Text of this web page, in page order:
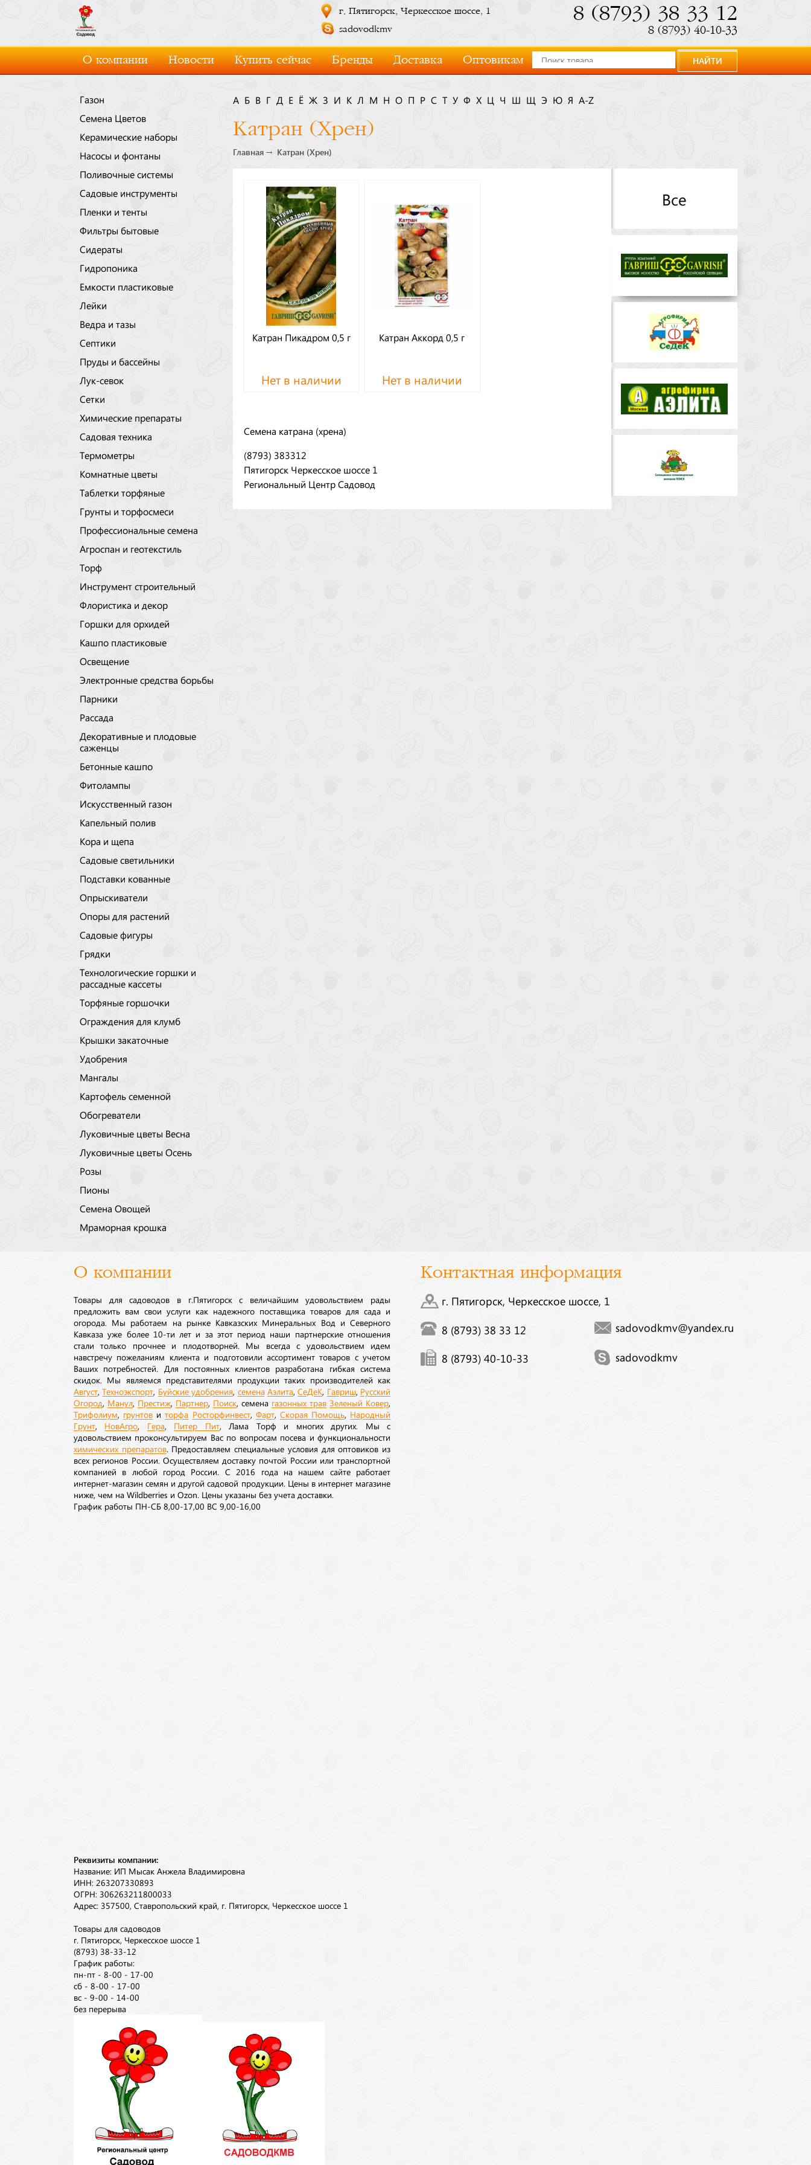
г. Пятигорск, Черкесское шоссе, 1
sadovodkmv
8 (8793) 38 33 12
8 (8793) 40-10-33
О компании Новости Купить сейчас Бренды Доставка Оптовикам НАЙТИ
Газон
Семена Цветов
Керамические наборы
Насосы и фонтаны
Поливочные системы
Садовые инструменты
Пленки и тенты
Фильтры бытовые
Сидераты
Гидропоника
Емкости пластиковые
Лейки
Ведра и тазы
Септики
Пруды и бассейны
Лук-севок
Сетки
Химические препараты
Садовая техника
Термометры
Комнатные цветы
Таблетки торфяные
Грунты и торфосмеси
Профессиональные семена
Агроспан и геотекстиль
Торф
Инструмент строительный
Флористика и декор
Горшки для орхидей
Кашпо пластиковые
Освещение
Электронные средства борьбы
Парники
Рассада
Декоративные и плодовые
саженцы
Бетонные кашпо
Фитолампы
Искусственный газон
Капельный полив
Кора и щепа
Садовые светильники
Подставки кованные
Опрыскиватели
Опоры для растений
Садовые фигуры
Грядки
Технологические горшки и
рассадные кассеты
Торфяные горшочки
Ограждения для клумб
Крышки закаточные
Удобрения
Мангалы
Картофель семенной
Обогреватели
Луковичные цветы Весна
Луковичные цветы Осень
Розы
Пионы
Семена Овощей
Мраморная крошка
А Б В Г Д Е Ё Ж З И К Л М Н О П Р С Т У Ф Х Ч Э Ю Я A-Z
Катран (Хрен)
Главная Катран (Хрен)
Катран Пикадром 0,5 г
Нет в наличии
Катран Аккорд 0,5 г
Нет в наличии
Семена катрана (хрена)
(8793) 383312
Пятигорск Черкесское шоссе 1
Региональный Центр Садовод
Все
О компании
Товары для садоводов в г.Пятигорск с величайшим удовольствием рады
предложить вам свои услуги как надежного поставщика товаров для сада и
огорода. Мы работаем на рынке Кавказских Минеральных Вод и Северного
Кавказа уже более 10-ти лет и за этот период наши партнерские отношения
стали только прочнее и плодотворней. Мы всегда с удовольствием идем
навстречу пожеланиям клиента и подготовили ассортимент товаров с учетом
Ваших потребностей. Для постоянных клиентов разработана гибкая система
скидок. Мы являемся представителями продукции таких производителей как
Август ,Техноэкспорт Буйские удобрения семена Аэлита,СеДеК Гавриш Русский
Огород Манул Престиж Партнер Поиск , семена газонных трав Зеленый Ковер
Трифолиум грунтов иторфа Росторфинвест, Фарт, Скорая Помощь Народный
Грунт НовАгро Гера, Питер Пит, Лама Торф и многих других. Мы с
удовольствием проконсультируем Вас по вопросам посева и функциональности
химических препаратов. Предоставляем специальные условия для оптовиков из
всех регионов России. Осуществляем доставку почтой России или транспортной
компанией в любой город России. С 2016 года на нашем сайте работает
интернет-магазин семян и другой садовой продукции. Цены в интернет магазине
ниже, чем на Wildberries и Ozon. Цены указаны без учета доставки.
График работы ПН-СБ 8,00-17,00 ВС 9,00-16,00
Реквизиты компании:
Название: ИП Мысак Анжела Владимировна
ИНН: 263207330893
ОГРН: 306263211800033
Адрес: 357500, Ставропольский край, г. Пятигорск, Черкесское шоссе 1
Товары для садоводов
г. Пятигорск, Черкесское шоссе 1
(8793) 38-33-12
График работы:
пн-пт - 8-00 - 17-00
сб - 8-00 - 17-00
вс - 9-00 - 14-00
без перерыва
Контактная информация
г. Пятигорск, Черкесское шоссе, 1
8 (8793) 38 33 12
8 (8793) 40-10-33
sadovodkmv@yandex.ru
sadovodkmv